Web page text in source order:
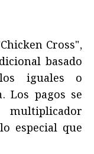
Cross",
basado
iguales o
Los pagos se
especial que